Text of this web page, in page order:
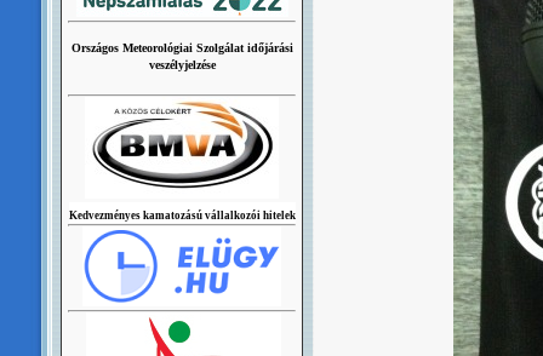
Országos Meteorológiai Szolgálat időjárási
veszélyjelzése
Kedvezményes kamatozású vállalkozói hitelek